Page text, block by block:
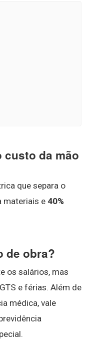
custo da mão
que separa o
materiais e 40%
de obra?
os salários, mas
e férias. Além de
médica, vale